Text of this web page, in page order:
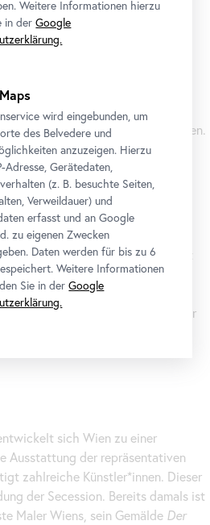
Inszenierung, aber auch
von Landschaften und
die Kunst des Barock.
und kirchlicher
vielfältiges Bild dieser Zeit.
Franz Xaver Messerschmidts
Vieldeutigkeit bis heute faszinieren.
vollzieht sich in
ein Wandel. Die Themen der
Ereignissen der Vergangenheit
Jetzt mit all den sozialen
Zugleich gewinnt die
beliebte Motive finden sich vor
und im
sich Wien zu einer
Ausstattung der repräsentativen
zahlreiche Künstler*innen. Dieser
der Secession. Bereits damals ist
Maler Wiens, sein Gemälde Der
Weitere Informationen hierzu
in derGoogle
wird eingebunden, um
des Belvedere und
anzuzeigen. Hierzu
Adresse, Gerätedaten,
(z. B. besuchte Seiten,
Verweildauer) und
erfasst und an Google
zu eigenen Zwecken
Daten werden für bis zu 6
Weitere Informationen
Sie in derGoogle